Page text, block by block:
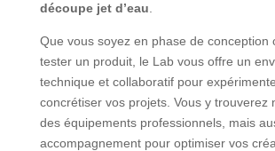
découpe jet d’eau
Que vous soyez en phase de conception
tester un produit, le Lab vous offre un
technique et collaboratif pour
concrétiser vos projets. Vous y trouverez
des équipements professionnels, mais
accompagnement pour optimiser vos